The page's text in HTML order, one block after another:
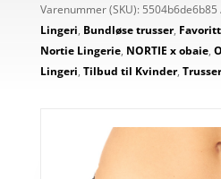
Varenummer (SKU): 5504b6de6b85
Lingeri, Bundløse trusser,
Nortie Lingerie, NORTIE x obaie,
Lingeri, Tilbud til Kvinder,